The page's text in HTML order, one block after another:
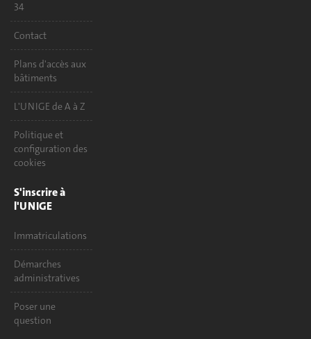
34
Contact
Plans d'accès aux
bâtiments
L'UNIGE de A à Z
Politique et
configuration des
cookies
S'inscrire à
l'UNIGE
Immatriculations
Démarches
administratives
Poser une
question